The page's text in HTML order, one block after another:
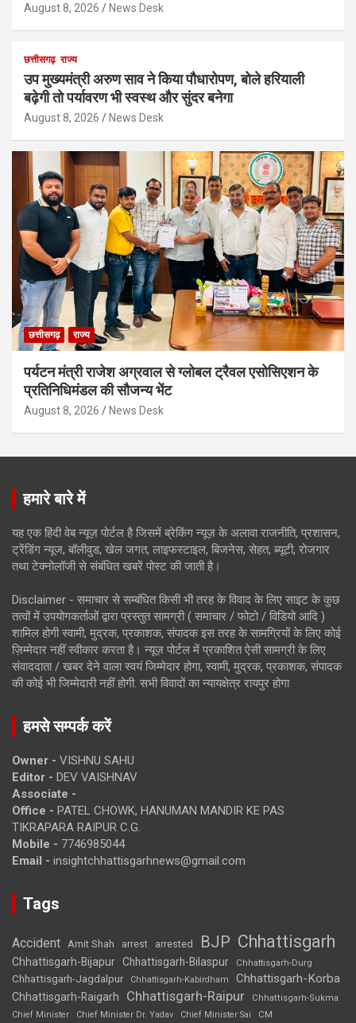
August 8, 2026 News Desk
छत्तीसगढ़ राज्य
उप मुख्यमंत्री अरुण साव ने किया पौधारोपण, बोले हरियाली
बढ़ेगी तो पर्यावरण भी स्वस्थ और सुंदर बनेगा
August 8, 2026 News Desk
छत्तीसगढ़ राज्य
पर्यटन मंत्री राजेश अग्रवाल से ग्लोबल ट्रैवल एसोसिएशन के
प्रतिनिधिमंडल की सौजन्य भेंट
August 8, 2026 News Desk
हमारे बारे में
यह एक हिंदी वेब न्यूज़ पोर्टल है जिसमें ब्रेकिंग न्यूज़ के अलावा राजनीति, प्रशासन,
ट्रेंडिंग न्यूज, बॉलीवुड, खेल जगत, लाइफस्टाइल, बिजनेस, सेहत, ब्यूटी, रोजगार
तथा टेक्नोलॉजी से संबंधित खबरें पोस्ट की जाती है।
Disclaimer - समाचार से सम्बंधित किसी भी तरह के विवाद के लिए साइट के कुछ
तत्वों में उपयोगकर्ताओं द्वारा प्रस्तुत सामग्री ( समाचार / फोटो / विडियो आदि )
शामिल होगी स्वामी, मुद्रक, प्रकाशक, संपादक इस तरह के सामग्रियों के लिए कोई
ज़िम्मेदार नहीं स्वीकार करता है। न्यूज़ पोर्टल में प्रकाशित ऐसी सामग्री के लिए
संवाददाता / खबर देने वाला स्वयं जिम्मेदार होगा, स्वामी, मुद्रक, प्रकाशक, संपादक
की कोई भी जिम्मेदारी नहीं होगी. सभी विवादों का न्यायक्षेत्र रायपुर होगा
हमसे सम्पर्क करें
Owner - VISHNU SAHU
Editor - DEV VAISHNAV
Associate -
Office - PATEL CHOWK, HANUMAN MANDIR KE PAS
TIKRAPARA RAIPUR C.G.
Mobile - 7746985044
Email - insightchhattisgarhnews@gmail.com
Tags
Accident Amit Shah arrest arrested BJP Chhattisgarh
Chhattisgarh-Bijapur Chhattisgarh-Bilaspur Chhattisgarh-Durg
Chhattisgarh-Jagdalpur Chhattisgarh-Kabirdham Chhattisgarh-Korba
Chhattisgarh-Raigarh Chhattisgarh-Raipur
Chhattisgarh-Sukma
Chief Minister
Chief Minister Dr. Yadav Chief Minister Sai CM